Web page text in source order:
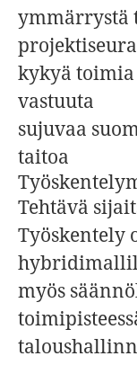
ymmärrystä
kykyä toimia
vastuuta
sujuvaa
taitoa
Tehtävä
Työskentely
myös